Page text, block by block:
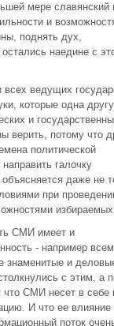
мере славянский
и
поднять дух,
наедине с
ведущих
которые одна
и
потому что
политической
галочку
даже не
при
СМИ имеет и
- например
знаменитые и
с этим, а
что СМИ несет в себе
И что ее влияние
поток